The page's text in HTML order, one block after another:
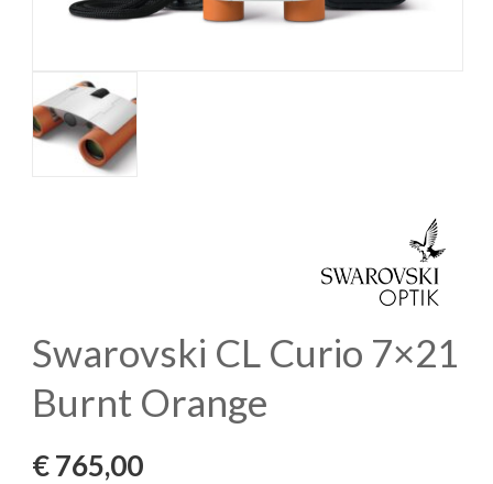
Swarovski CL Curio 7×21
Burnt Orange
€765,00